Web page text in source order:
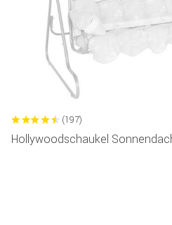
(197)
Hollywoodschaukel